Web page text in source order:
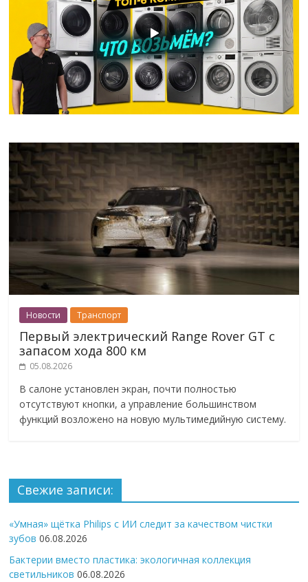
Новости Транспорт
Первый электрический Range Rover GT с
запасом хода 800 км
05.08.2026
В салоне установлен экран, почти полностью
отсутствуют кнопки, а управление большинством
функций возложено на новую мультимедийную систему.
Свежие записи:
«Умная» щётка Philips с ИИ следит за качеством чистки
зубов 06.08.2026
Бактерии вместо пластика: экологичная коллекция
светильников 06.08.2026